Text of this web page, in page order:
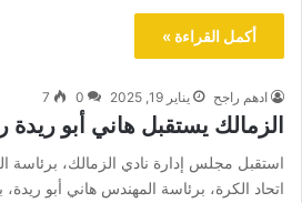
أكمل القراءة »
ادهم راجح يناير 19, 2025 0
7
الزمالك يستقبل هاني أبو ريدة
استقبل مجلس إدارة نادي الزمالك، برئاسة
اتحاد الكرة، برئاسة المهندس هاني أبو ريدة،